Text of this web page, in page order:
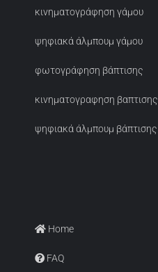
κινηματογράφηση γάμου
ψηφιακά άλμπουμ γάμου
φωτογράφηση βάπτισης
κινηματογραφηση βαπτισης
ψηφιακά άλμπουμ βάπτισης
Home
FAQ